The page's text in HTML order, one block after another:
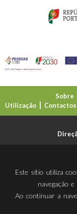
Sobre
Utilização
Contactos
Este sítio utiliza
navegação
Ao continuar a